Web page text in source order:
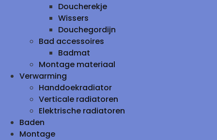
Doucherekje
Wissers
Douchegordijn
Bad accessoires
Badmat
Montage materiaal
Verwarming
Handdoekradiator
Verticale radiatoren
Elektrische radiatoren
Baden
Montage